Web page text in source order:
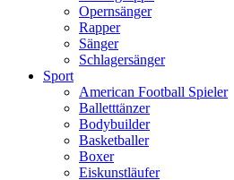
Opernsänger
Rapper
Sänger
Schlagersänger
Sport
American Football Spieler
Balletttänzer
Bodybuilder
Basketballer
Boxer
Eiskunstläufer